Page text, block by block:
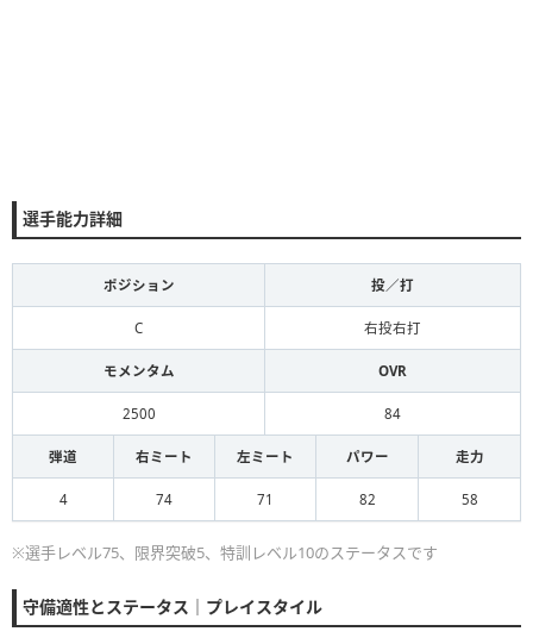
選手能力詳細
ポジション 投／打
C 右投右打
モメンタム OVR
2500 84
弾道 右ミート 左ミート パワー 走力
4 74 71 82 58
※選手レベル75、限界突破5、特訓レベル10のステータスです
守備適性とステータス｜プレイスタイル